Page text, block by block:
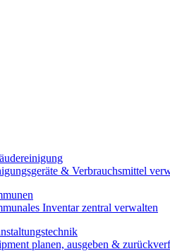
& Verbrauchsmittel
Inventar zentral verwalten
planen, ausgeben &